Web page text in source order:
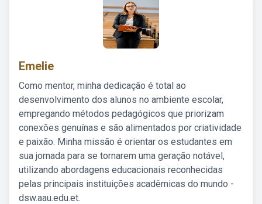
Emelie
Como mentor, minha dedicação é total ao
desenvolvimento dos alunos no ambiente escolar,
empregando métodos pedagógicos que priorizam
conexões genuínas e são alimentados por criatividade
e paixão. Minha missão é orientar os estudantes em
sua jornada para se tornarem uma geração notável,
utilizando abordagens educacionais reconhecidas
pelas principais instituições acadêmicas do mundo -
dsw.aau.edu.et.